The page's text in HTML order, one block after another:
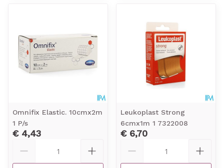
Omnifix Elastic. 10cmx2m
1 P/s
€ 4,43
Leukoplast Strong
6cmx1m 1 7322008
€ 6,70